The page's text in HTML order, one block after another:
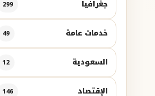
جغرافيا 299
خدمات عامة 49
السعودية 12
الإقتصاد 146